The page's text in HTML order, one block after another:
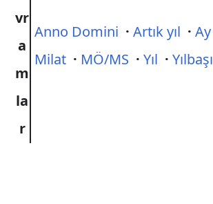
vr
a
m
la
r
Anno Domini · Artık yıl · Ay
Milat · MÖ/MS · Yıl · Yılbaşı